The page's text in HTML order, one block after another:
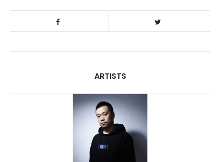
ARTISTS